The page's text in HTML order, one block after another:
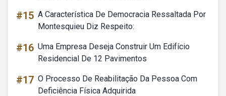
#15 A Característica De Democracia Ressaltada Por
Montesquieu Diz Respeito:
#16 Uma Empresa Deseja Construir Um Edifício
Residencial De 12 Pavimentos
#17 O Processo De Reabilitação Da Pessoa Com
Deficiência Física Adquirida